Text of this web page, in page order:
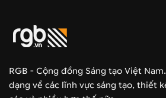
RGB - Cộng đồng Sáng tạo Việt
dạng về các lĩnh vực sáng tạo, thiết